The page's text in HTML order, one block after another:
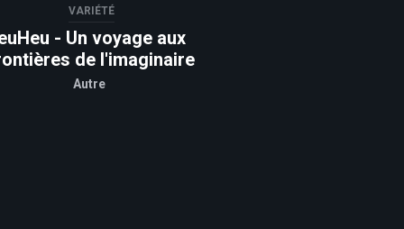
VARIÉTÉ
- Un voyage aux
de l'imaginaire
Autre